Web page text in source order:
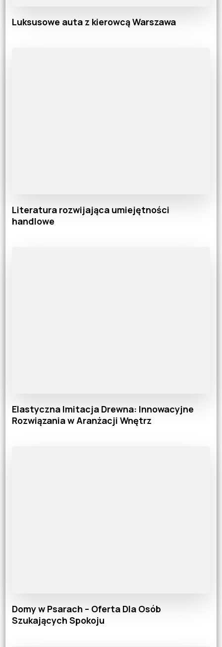
Luksusowe auta z kierowcą Warszawa
Literatura rozwijająca umiejętności
handlowe
Elastyczna Imitacja Drewna: Innowacyjne
Rozwiązania w Aranżacji Wnętrz
Domy w Psarach – Oferta Dla Osób
Szukających Spokoju